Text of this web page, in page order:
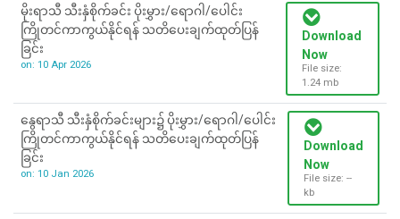
မိုးရာသီ သီးနှံစိုက်ခင်း ပိုးမွှား/ရောဂါ/ပေါင်း
ကြိုတင်ကာကွယ်နိုင်ရန် သတိပေးချက်ထုတ်ပြန်
ခြင်း
on: 10 Apr 2026
Download
Now
File size:
1.24 mb
နွေရာသီ သီးနှံစိုက်ခင်းများ၌ ပိုးမွှား/ရောဂါ/ပေါင်း
ကြိုတင်ကာကွယ်နိုင်ရန် သတိပေးချက်ထုတ်ပြန်
ခြင်း
on: 10 Jan 2026
Download
Now
File size: --
kb